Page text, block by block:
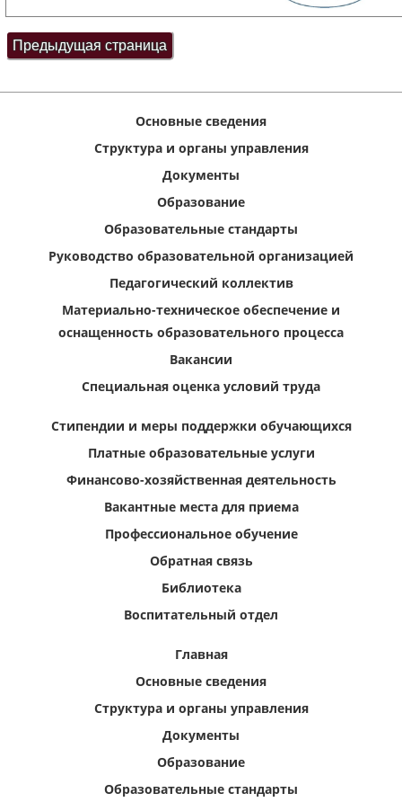
Основные сведения
Структура и органы управления
Документы
Образование
Образовательные стандарты
Руководство образовательной организацией
Педагогический коллектив
Материально-техническое обеспечение и
оснащенность образовательного процесса
Вакансии
Специальная оценка условий труда
Стипендии и меры поддержки обучающихся
Платные образовательные услуги
Финансово-хозяйственная деятельность
Вакантные места для приема
Профессиональное обучение
Обратная связь
Библиотека
Воспитательный отдел
Главная
Основные сведения
Структура и органы управления
Документы
Образование
Образовательные стандарты